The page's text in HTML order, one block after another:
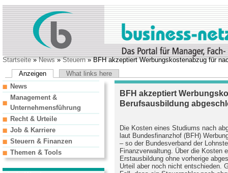
Startseite»News»Steuern» BFH akzeptiert Werbungskostenabzug für
Anzeigen
What links here
BFH akzeptiert
Berufsausbildung
Die Kosten eines Studiums nach
laut Bundesfinanzhof (BFH)
– so der Bundesverband der
Finanzverwaltung. Über die Kosten
Erstausbildung ohne vorherige
Urteil aber noch nicht entschieden.
News
Management &
Unternehmensführung
Recht & Urteile
Job & Karriere
Steuern & Finanzen
Themen & Tools